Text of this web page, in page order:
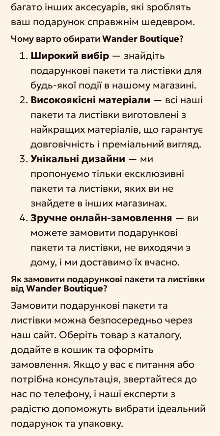
багато інших аксесуарів, які зроблять
ваш подарунок справжнім шедевром.
Чому варто обиратиWander Boutique?
Широкий вибір — знайдіть
подарункові пакети та листівки для
будь-якої події в нашому магазині.
Високоякісні матеріали — всі наші
пакети та листівки виготовлені з
найкращих матеріалів, що гарантує
довговічність і преміальний вигляд.
Унікальні дизайни — ми
пропонуємо тільки ексклюзивні
пакети та листівки, яких ви не
знайдете в інших магазинах.
Зручне онлайн-замовлення — ви
можете замовити подарункові
пакети та листівки, не виходячи з
дому, і ми доставимо їх вчасно.
Як замовити подарункові пакети та листівки
відWander Boutique?
Замовити подарункові пакети та
листівки можна безпосередньо через
наш сайт. Оберіть товар з каталогу,
додайте в кошик та оформіть
замовлення. Якщо у вас є питання або
потрібна консультація, звертайтеся до
нас по телефону, і наші експерти з
радістю допоможуть вибрати ідеальний
подарунок та упаковку.